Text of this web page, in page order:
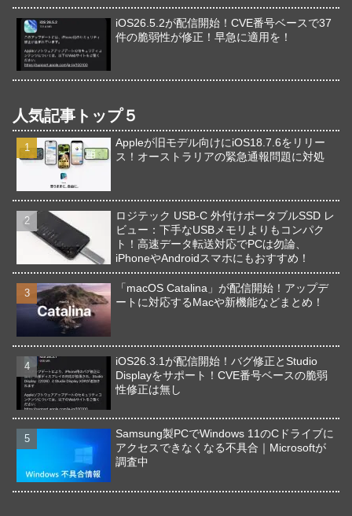
iOS26.5.2が配信開始！CVE番号ベースで37
件の脆弱性が修正！早急に適用を！
人気記事トップ５
Appleが旧モデル向けにiOS18.7.6をリリー
ス！オーストラリアの緊急通報問題に対処
ロジテック USB-C 外付けポータブルSSD レ
ビュー：下手なUSBメモリよりもコンパク
ト！高速データ転送対応でPCは勿論、
iPhoneやAndroidスマホにもおすすめ！
「macOS Catalina」が配信開始！アップデ
ートに対応するMacや新機能などまとめ！
iOS26.3.1が配信開始！バグ修正とStudio
Displayをサポート！CVE番号ベースの脆弱
性修正は無し
Samsung製PCでWindows 11のCドライブに
アクセスできなくなる不具合｜Microsoftが
調査中